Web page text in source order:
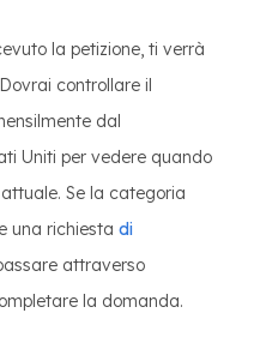
la petizione, ti verrà
controllare il
dal
Uniti per vedere quando
Se la categoria
una richiesta di
attraverso
la domanda.